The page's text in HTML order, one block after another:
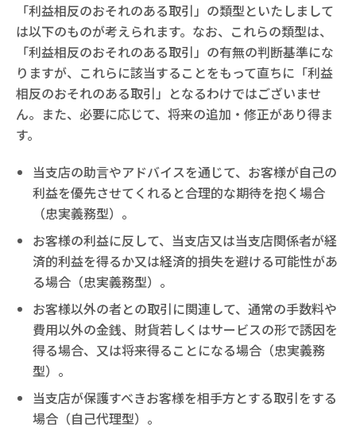
「利益相反のおそれのある取引」の類型といたしまして
は以下のものが考えられます。なお、これらの類型は、
「利益相反のおそれのある取引」の有無の判断基準にな
りますが、これらに該当することをもって直ちに「利益
相反のおそれのある取引」となるわけではございませ
ん。また、必要に応じて、将来の追加・修正があり得ま
す。
当支店の助言やアドバイスを通じて、お客様が自己の
利益を優先させてくれると合理的な期待を抱く場合
（忠実義務型）。
お客様の利益に反して、当支店又は当支店関係者が経
済的利益を得るか又は経済的損失を避ける可能性があ
る場合（忠実義務型）。
お客様以外の者との取引に関連して、通常の手数料や
費用以外の金銭、財貨若しくはサービスの形で誘因を
得る場合、又は将来得ることになる場合（忠実義務
型）。
当支店が保護すべきお客様を相手方とする取引をする
場合（自己代理型）。